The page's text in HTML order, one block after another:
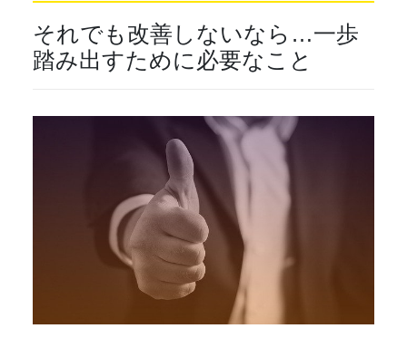
それでも改善しないなら…一歩
踏み出すために必要なこと